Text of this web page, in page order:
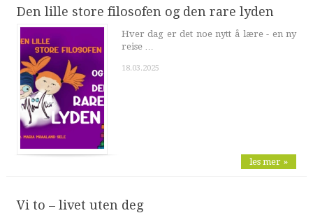
Den lille store filosofen og den rare lyden
Hver dag er det noe nytt å lære - en ny
reise …
18.03.2025
les mer »
Vi to – livet uten deg